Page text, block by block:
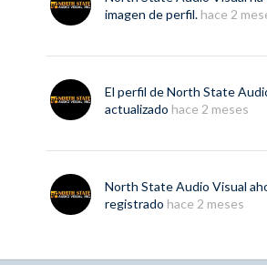
imagen de perfil. hace 2
El perfil deNorth State
actualizado hace 2 meses
North State Audio Visual
registrado hace 2 meses